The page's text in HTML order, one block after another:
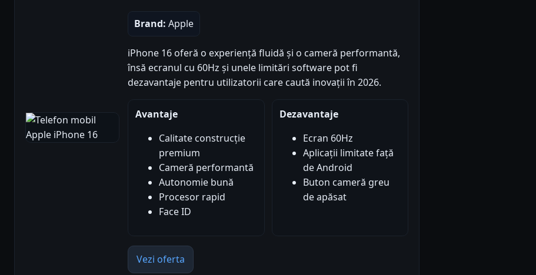
Brand: Apple
iPhone 16 oferă o experiență fluidă și o cameră performantă,
însă ecranul cu 60Hz și unele limitări software pot fi
dezavantaje pentru utilizatorii care caută inovații în 2026.
Avantaje
Calitate construcție
premium
Cameră performantă
Autonomie bună
Procesor rapid
Face ID
Dezavantaje
Ecran 60Hz
Aplicații limitate față
de Android
Buton cameră greu
de apăsat
Vezi oferta